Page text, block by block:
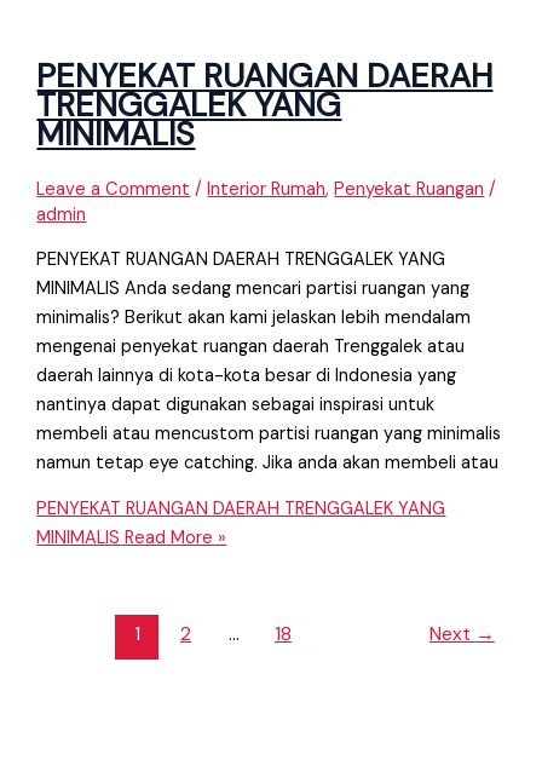
PENYEKAT RUANGAN DAERAH
TRENGGALEK YANG
MINIMALIS
Leave a Comment /Interior Rumah,Penyekat Ruangan /
admin
PENYEKAT RUANGAN DAERAH TRENGGALEK YANG
MINIMALIS Anda sedang mencari partisi ruangan yang
minimalis? Berikut akan kami jelaskan lebih mendalam
mengenai penyekat ruangan daerah Trenggalek atau
daerah lainnya di kota-kota besar di Indonesia yang
nantinya dapat digunakan sebagai inspirasi untuk
membeli atau mencustom partisi ruangan yang minimalis
namun tetap eye catching. Jika anda akan membeli atau
PENYEKAT RUANGAN DAERAH TRENGGALEK YANG
MINIMALIS Read More »
1 2 … 18 Next →